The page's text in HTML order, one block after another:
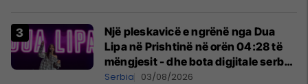
Një pleskavicë e ngrënë nga Dua
Lipa në Prishtinë në orën 04:28 të
mëngjesit - dhe bota digjitale serbe
shpall gjendjen e luftës
Serbia 03/08/2026